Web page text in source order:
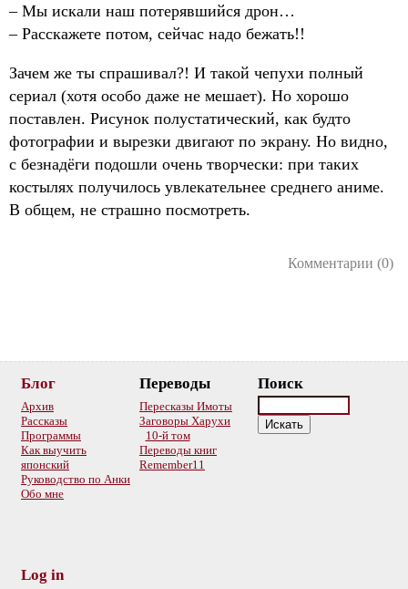
– Мы искали наш потерявшийся дрон…
– Расскажете потом, сейчас надо бежать!!
Зачем же ты спрашивал?! И такой чепухи полный
сериал (хотя особо даже не мешает). Но хорошо
поставлен. Рисунок полустатический, как будто
фотографии и вырезки двигают по экрану. Но видно,
с безнадёги подошли очень творчески: при таких
костылях получилось увлекательнее среднего аниме.
В общем, не страшно посмотреть.
Комментарии (0)
Блог
Архив
Рассказы
Программы
Как выучить
японский
Руководство по Анки
Обо мне
Переводы
Пересказы Имоты
Заговоры Харухи
10-й том
Переводы книг
Remember11
Поиск
Log in